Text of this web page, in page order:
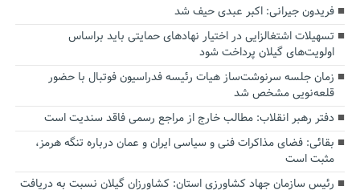
فریدون جیرانی: اکبر عبدی حیف شد
تسهیلات اشتغالزایی در اختیار نهادهای حمایتی باید براساس
اولویت‌های گیلان پرداخت شود
زمان جلسه سرنوشت‌ساز هیات رئیسه فدراسیون فوتبال با حضور
قلعه‌نویی مشخص شد
دفتر رهبر انقلاب: مطالب خارج از مراجع رسمی فاقد سندیت است
بقائی: فضای مذاکرات فنی و سیاسی ایران و عمان درباره تنگه هرمز،
مثبت است
رئیس سازمان جهاد کشاورزی استان: کشاورزان گیلان نسبت به دریافت